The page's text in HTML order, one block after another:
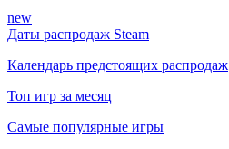
new
Даты распродаж Steam
Календарь предстоящих распродаж
Топ игр за месяц
Самые популярные игры